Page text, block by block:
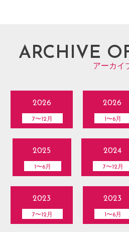
ARCHIVE
アーカイ
2026
7〜12月
2026
1〜6月
2025
1〜6月
2024
7〜12月
2023
7〜12月
2023
1〜6月